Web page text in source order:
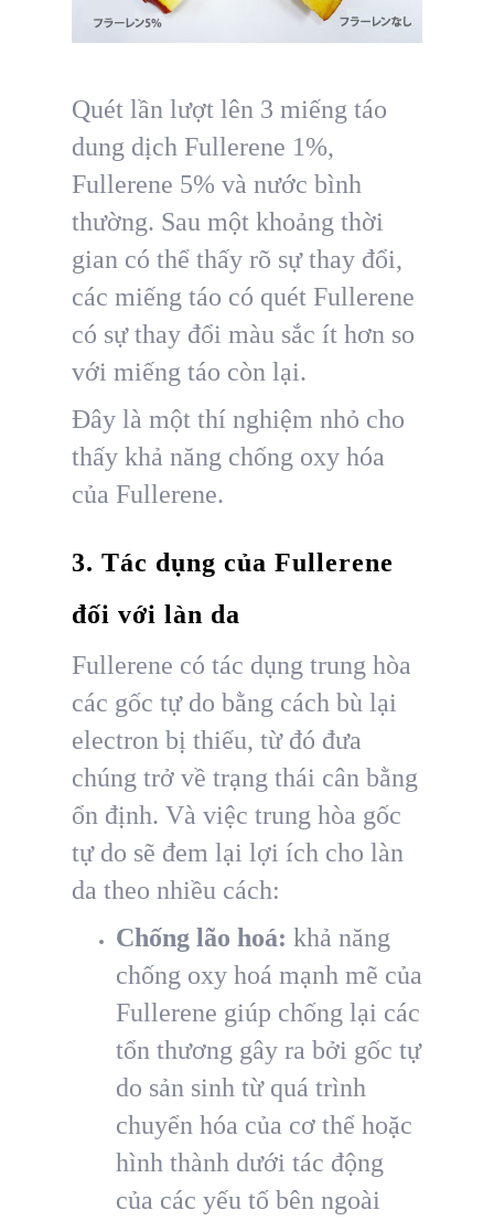
Quét lần lượt lên 3 miếng táo
dung dịch Fullerene 1%,
Fullerene 5% và nước bình
thường. Sau một khoảng thời
gian có thể thấy rõ sự thay đổi,
các miếng táo có quét Fullerene
có sự thay đổi màu sắc ít hơn so
với miếng táo còn lại.
Đây là một thí nghiệm nhỏ cho
thấy khả năng chống oxy hóa
của Fullerene.
3. Tác dụng của Fullerene
đối với làn da
Fullerene có tác dụng trung hòa
các gốc tự do bằng cách bù lại
electron bị thiếu, từ đó đưa
chúng trở về trạng thái cân bằng
ổn định. Và việc trung hòa gốc
tự do sẽ đem lại lợi ích cho làn
da theo nhiều cách:
Chống lão hoá: khả năng
chống oxy hoá mạnh mẽ của
Fullerene giúp chống lại các
tổn thương gây ra bởi gốc tự
do sản sinh từ quá trình
chuyển hóa của cơ thể hoặc
hình thành dưới tác động
của các yếu tố bên ngoài